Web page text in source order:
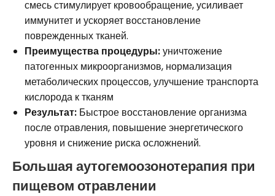
смесь стимулирует кровообращение, усиливает
иммунитет и ускоряет восстановление
поврежденных тканей.
Преимущества процедуры:уничтожение
патогенных микроорганизмов, нормализация
метаболических процессов, улучшение транспорта
кислорода к тканям
Результат: Быстрое восстановление организма
после отравления, повышение энергетического
уровня и снижение риска осложнений.
Большая аутогемоозонотерапия при
пищевом отравлении